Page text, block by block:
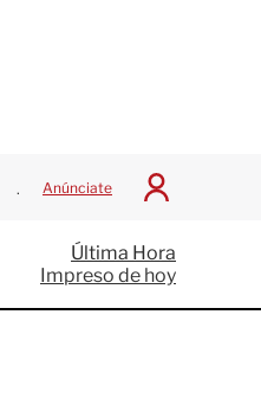
Juegos Centroamericanos
Anúnciate
I
c
i
a
Última Hora
Impreso de hoy